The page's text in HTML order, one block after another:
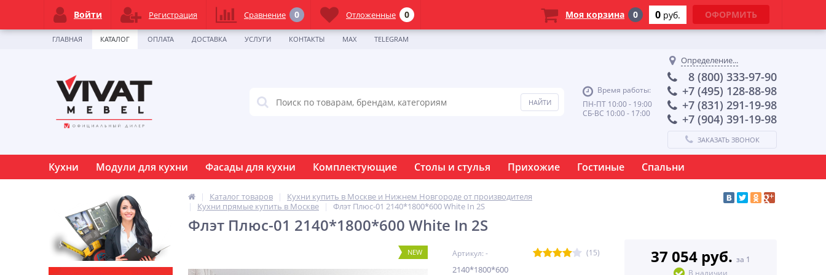
ГЛАВНАЯ КАТАЛОГ ОПЛАТА ДОСТАВКА УСЛУГИ КОНТАКТЫ MAX TELEGRAM
Время работы:
ПН-ПТ 10:00 - 19:00
СБ-ВС 10:00 - 17:00
Определение...
8 (800) 333-97-90
+7 (495) 128-88-98
+7 (831) 291-19-98
+7 (904) 391-19-98
ЗАКАЗАТЬ ЗВОНОК
Кухни Модули для кухни Фасады для кухни Комплектующие Столы и стулья Прихожие Гостиные Спальни
Каталог товаров
Кухни купить в Москве и Нижнем Новгороде от производителя
Кухни прямые купить в Москве
Флэт Плюс-01 2140*1800*600 White In 2S
Флэт Плюс-01 2140*1800*600 White In 2S
NEW Артикул: - (15)
2140*1800*600
37 054 руб. за 1
В наличии
Войти Регистрация Сравнение 0 Отложенные 0 Моя корзина 0 0 руб. ОФОРМИТЬ